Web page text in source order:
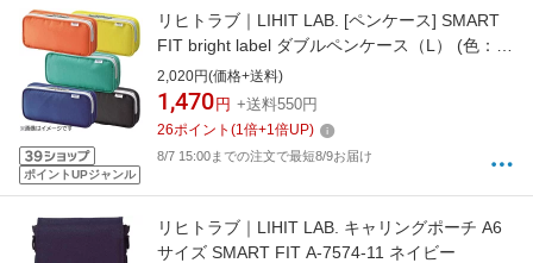
ポイントUPジャンル
リヒトラブ｜LIHIT LAB. [ペンケース] SMART
FIT bright label ダブルペンケース（L） (色：ブ
ルー) A-7661-8
2,020円(価格+送料)
1,470 円 +送料550円
26ポイント (1倍+1倍UP)
8/7 15:00までの注文で最短8/9お届け
リヒトラブ｜LIHIT LAB. キャリングポーチ A6
サイズ SMART FIT A-7574-11 ネイビー